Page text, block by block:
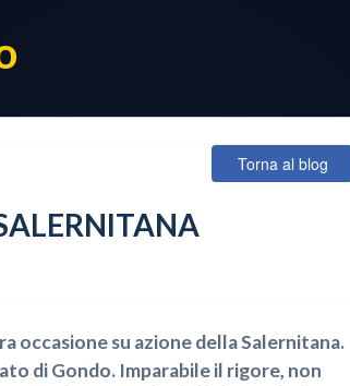
Torna al blog
occasione su azione della Salernitana.
di Gondo. Imparabile il rigore, non